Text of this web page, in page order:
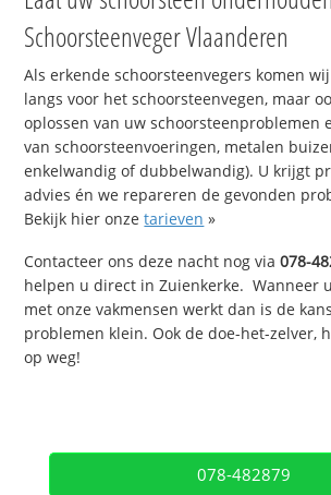
Schoorsteenveger Vlaanderen
Als erkende schoorsteenvegers komen
langs voor het schoorsteenvegen, maar
oplossen van uw schoorsteenproblemen
van schoorsteenvoeringen, metalen
enkelwandig of dubbelwandig). U krijgt
advies én we repareren de gevonden
Bekijk hier onzetarieven »
Contacteer ons deze nacht nog via078-
helpen u direct in Zuienkerke. Wanneer
met onze vakmensen werkt dan is de
problemen klein. Ook de doe-het-zelver,
op weg!
078-482879